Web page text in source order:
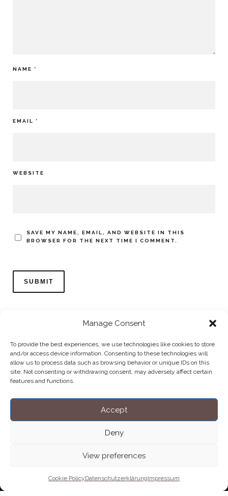
Manage Consent
To provide the best experiences, we use technologies like cookies to store
and/or access device information. Consenting to these technologies will
allow us to process data such as browsing behavior or unique IDs on this
site. Not consenting or withdrawing consent, may adversely affect certain
features and functions.
Accept
Deny
View preferences
Cookie PolicyDatenschutzerklärungImpressum
NAME *
EMAIL *
WEBSITE
SAVE MY NAME, EMAIL, AND WEBSITE IN THIS
BROWSER FOR THE NEXT TIME I COMMENT.
Home
Datenschutzerklärung
Impressum
Cookie Policy (EU)